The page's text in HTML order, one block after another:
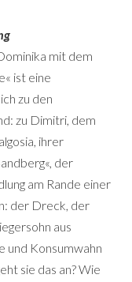
mit dem
ist eine
zu den
zu Dimitri, dem
ihrer
der
am Rande einer
der Dreck, der
aus
und Konsumwahn
sie das an? Wie